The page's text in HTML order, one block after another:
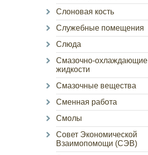
Слоновая кость
Служебные помещения
Слюда
Смазочно-охлаждающие
жидкости
Смазочные вещества
Сменная работа
Смолы
Совет Экономической
Взаимопомощи (СЭВ)